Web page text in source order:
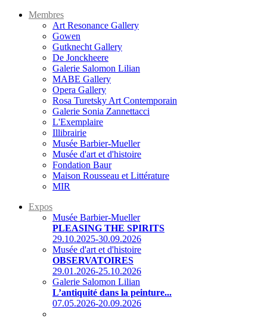
Membres
Art Resonance Gallery
Gowen
Gutknecht Gallery
De Jonckheere
Galerie Salomon Lilian
MABE Gallery
Opera Gallery
Rosa Turetsky Art Contemporain
Galerie Sonia Zannettacci
L'Exemplaire
Illibrairie
Musée Barbier-Mueller
Musée d'art et d'histoire
Fondation Baur
Maison Rousseau et Littérature
MIR
Expos
Musée Barbier-Mueller
PLEASING THE SPIRITS
29.10.2025-30.09.2026
Musée d'art et d'histoire
OBSERVATOIRES
29.01.2026-25.10.2026
Galerie Salomon Lilian
L’antiquité dans la peinture...
07.05.2026-20.09.2026